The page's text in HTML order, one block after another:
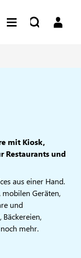
mit Kiosk,
Restaurants und
aus einer Hand.
mobilen Geräten,
und
mehr.